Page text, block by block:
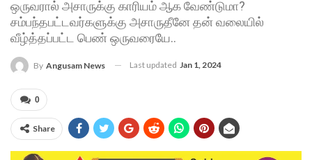
ஒருவரால் அசாருக்கு காரியம் ஆக வேண்டுமா?
சம்பந்தபட்டவர்களுக்கு அசாருதீனே தன் வலையில்
வீழ்த்தப்பட்ட பெண் ஒருவரையே..
By Angusam News Last updated Jan 1, 2024
0
Share